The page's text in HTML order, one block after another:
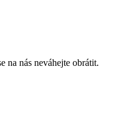
na nás neváhejte obrátit.